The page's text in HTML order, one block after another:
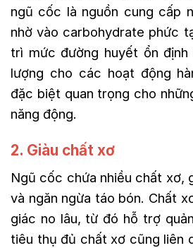
ngũ cốc là nguồn cung cấp
nhờ vào carbohydrate phức
trì mức đường huyết ổn định
lượng cho các hoạt động
đặc biệt quan trọng cho
năng động.
2. Giàu chất xơ
Ngũ cốc chứa nhiều chất xơ,
và ngăn ngừa táo bón. Chất
giác no lâu, từ đó hỗ trợ
tiêu thụ đủ chất xơ cũng liên